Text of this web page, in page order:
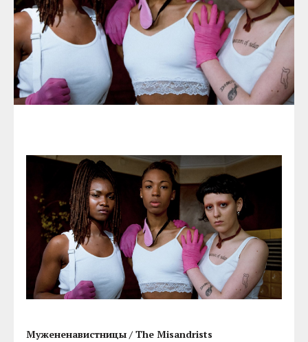
Мужененавистницы / The Misandrists